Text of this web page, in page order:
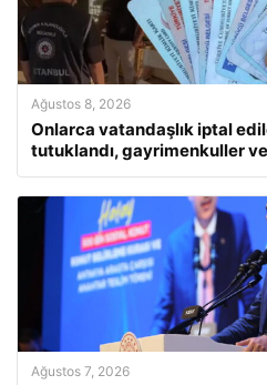
Ağustos 8, 2026
Onlarca vatandaşlık iptal
tutuklandı, gayrimenkuller
Ağustos 7, 2026